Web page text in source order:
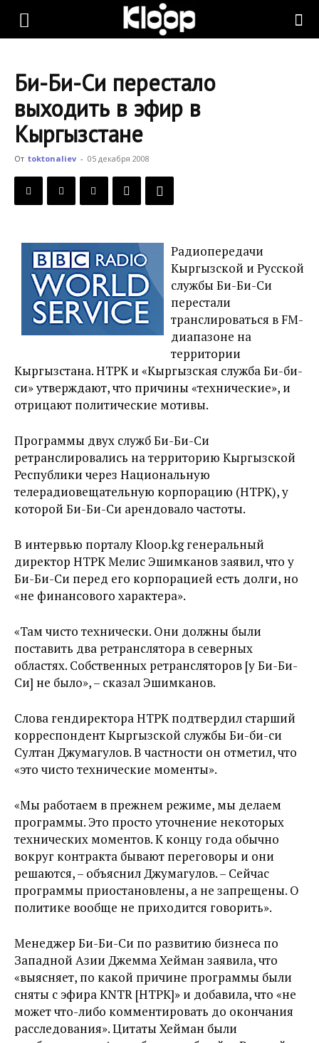
KLOOP.KG
Новости
Кыргызстана
Би-Би-Си перестало
выходить в эфир в
Кыргызстане
От toktonaliev - 05 декабря 2008
Радиопередачи
Кыргызской и Русской
службы Би-Би-Си
перестали
транслироваться в FM-
диапазоне на
территории
Кыргызстана. НТРК и «Кыргызская служба Би-би-
си» утверждают, что причины «технические», и
отрицают политические мотивы.
Программы двух служб Би-Би-Си
ретранслировались на территорию Кыргызской
Республики через Национальную
телерадиовещательную корпорацию (НТРК), у
которой Би-Би-Си арендовало частоты.
В интервью порталу Kloop.kg генеральный
директор НТРК Мелис Эшимканов заявил, что у
Би-Би-Си перед его корпорацией есть долги, но
«не финансового характера».
«Там чисто технически. Они должны были
поставить два ретранслятора в северных
областях. Собственных ретрансляторов [у Би-Би-
Си] не было», – сказал Эшимканов.
Слова гендиректора НТРК подтвердил старший
корреспондент Кыргызской службы Би-би-си
Султан Джумагулов. В частности он отметил, что
«это чисто технические моменты».
«Мы работаем в прежнем режиме, мы делаем
программы. Это просто уточнение некоторых
технических моментов. К концу года обычно
вокруг контракта бывают переговоры и они
решаются, – объяснил Джумагулов. – Сейчас
программы приостановлены, а не запрещены. О
политике вообще не приходится говорить».
Менеджер Би-Би-Си по развитию бизнеса по
Западной Азии Джемма Хейман заявила, что
«выясняет, по какой причине программы были
сняты с эфира KNTR [НТРК]» и добавила, что «не
может что-либо комментировать до окончания
расследования». Цитаты Хейман были